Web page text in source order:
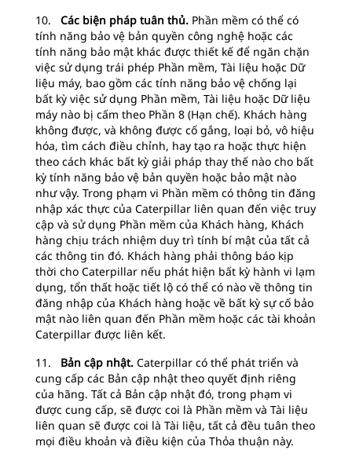
10. Các biện pháp tuân thủ. Phần mềm có thể có
tính năng bảo vệ bản quyền công nghệ hoặc các
tính năng bảo mật khác được thiết kế để ngăn chặn
việc sử dụng trái phép Phần mềm, Tài liệu hoặc Dữ
liệu máy, bao gồm các tính năng bảo vệ chống lại
bất kỳ việc sử dụng Phần mềm, Tài liệu hoặc Dữ liệu
máy nào bị cấm theo Phần 8 (Hạn chế). Khách hàng
không được, và không được cố gắng, loại bỏ, vô hiệu
hóa, tìm cách điều chỉnh, hay tạo ra hoặc thực hiện
theo cách khác bất kỳ giải pháp thay thế nào cho bất
kỳ tính năng bảo vệ bản quyền hoặc bảo mật nào
như vậy. Trong phạm vi Phần mềm có thông tin đăng
nhập xác thực của Caterpillar liên quan đến việc truy
cập và sử dụng Phần mềm của Khách hàng, Khách
hàng chịu trách nhiệm duy trì tính bí mật của tất cả
các thông tin đó. Khách hàng phải thông báo kịp
thời cho Caterpillar nếu phát hiện bất kỳ hành vi lạm
dụng, tổn thất hoặc tiết lộ có thể có nào về thông tin
đăng nhập của Khách hàng hoặc về bất kỳ sự cố bảo
mật nào liên quan đến Phần mềm hoặc các tài khoản
Caterpillar được liên kết.
11. Bản cập nhật. Caterpillar có thể phát triển và
cung cấp các Bản cập nhật theo quyết định riêng
của hãng. Tất cả Bản cập nhật đó, trong phạm vi
được cung cấp, sẽ được coi là Phần mềm và Tài liệu
liên quan sẽ được coi là Tài liệu, tất cả đều tuân theo
mọi điều khoản và điều kiện của Thỏa thuận này.